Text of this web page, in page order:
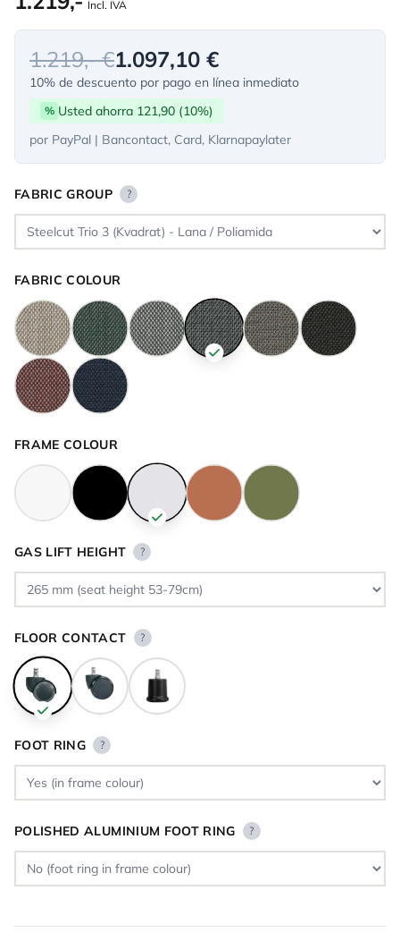
Incl. IVA
1.219,- €1.097,10 €
10% de descuento por pago en línea inmediato
% Usted ahorra 121,90 (10%)
por PayPal | Bancontact, Card, Klarnapaylater
FABRIC GROUP ?
FABRIC COLOUR
FRAME COLOUR
GAS LIFT HEIGHT ?
FLOOR CONTACT ?
FOOT RING ?
POLISHED ALUMINIUM FOOT RING ?